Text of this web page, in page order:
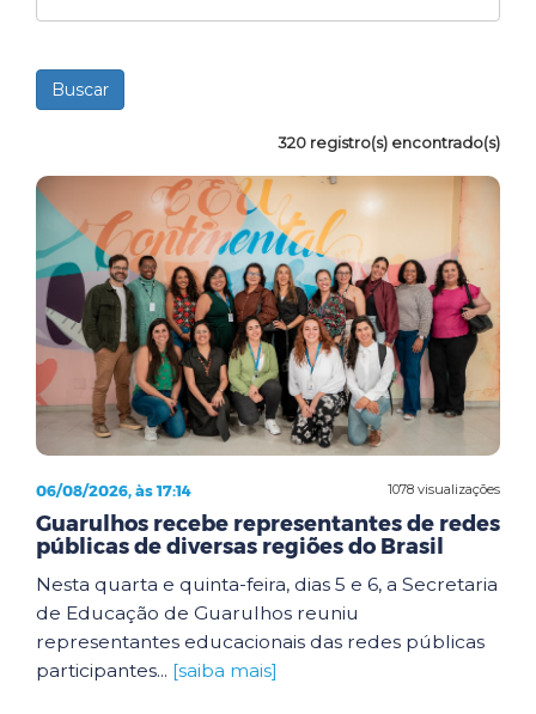
320 registro(s) encontrado(s)
1078 visualizações
06/08/2026, às 17:14
Guarulhos recebe representantes de redes
públicas de diversas regiões do Brasil
Nesta quarta e quinta-feira, dias 5 e 6, a Secretaria
de Educação de Guarulhos reuniu
representantes educacionais das redes públicas
participantes... [saiba mais]